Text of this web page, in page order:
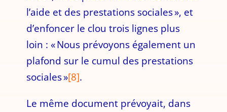
l’aide et des prestations sociales », et
d’enfoncer le clou trois lignes plus
loin : « Nous prévoyons également un
plafond sur le cumul des prestations
sociales »[8].
Le même document prévoyait, dans